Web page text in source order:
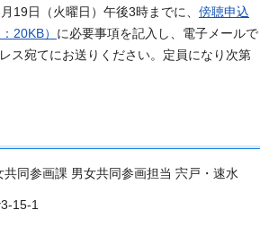
19日（火曜日）午後3時までに、 傍聴申込
20KB） に必要事項を記入し、電子メールで
ス宛てにお送りください。定員になり次第
同参画課 男女共同参画担当 宍戸・速水
15-1